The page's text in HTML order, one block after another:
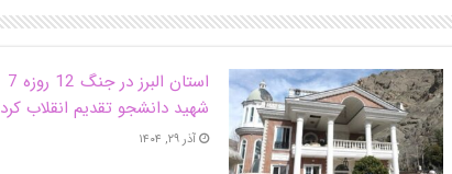
استان البرز در جنگ 12 روزه 7
شهید دانشجو تقدیم انقلاب کرد
آذر ۲۹, ۱۴۰۴